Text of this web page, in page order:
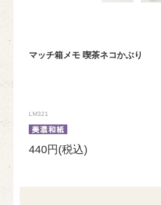
マッチ箱メモ 喫茶ネコかぶり
LM321
440円(税込)